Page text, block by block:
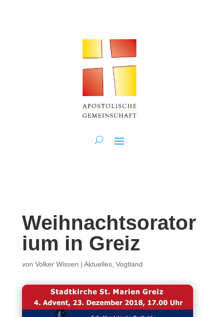
Weihnachtsorator
ium in Greiz
von Volker Wissen | Aktuelles, Vogtland